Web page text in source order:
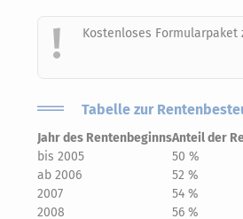
Kostenloses
Tabelle zur
Jahr des RentenbeginnsAnteil der
bis 2005
50 %
ab 2006
52 %
2007
54 %
2008
56 %